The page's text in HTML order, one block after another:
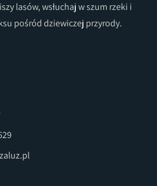
lasów, wsłuchaj w szum rzeki i
pośród dziewiczej przyrody.